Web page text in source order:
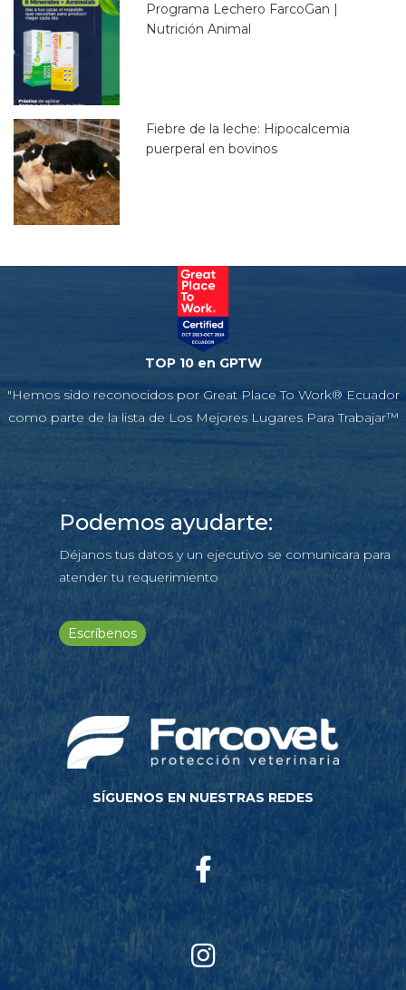
Programa Lechero FarcoGan |
Nutrición Animal
Fiebre de la leche: Hipocalcemia
puerperal en bovinos
TOP 10 en GPTW
"Hemos sido reconocidos por Great Place To Work® Ecuador
como parte de la lista de Los Mejores Lugares Para Trabajar™
Podemos ayudarte:
Déjanos tus datos y un ejecutivo se comunicara para
atender tu requerimiento
Escríbenos
SÍGUENOS EN NUESTRAS REDES